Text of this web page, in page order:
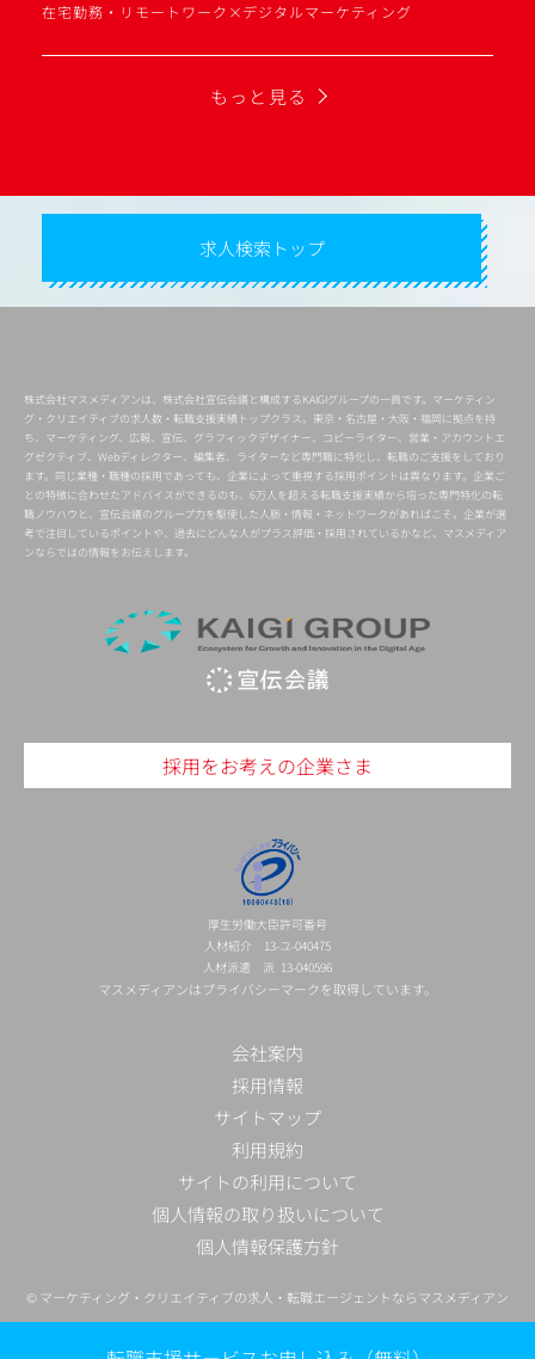
在宅勤務・リモートワーク×デジタルマーケティング
もっと見る
求人検索トップ
株式会社マスメディアンは、株式会社宣伝会議と構成するKAIGIグループの一員です。マーケティン
グ・クリエイティブの求人数・転職支援実績トップクラス。東京・名古屋・大阪・福岡に拠点を持
ち、マーケティング、広報、宣伝、グラフィックデザイナー、コピーライター、営業・アカウントエ
グゼクティブ、Webディレクター、編集者、ライターなど専門職に特化し、転職のご支援をしており
ます。同じ業種・職種の採用であっても、企業によって重視する採用ポイントは異なります。企業ご
との特徴に合わせたアドバイスができるのも、6万人を超える転職支援実績から培った専門特化の転
職ノウハウと、宣伝会議のグループ力を駆使した人脈・情報・ネットワークがあればこそ。企業が選
考で注目しているポイントや、過去にどんな人がプラス評価・採用されているかなど、マスメディア
ンならではの情報をお伝えします。
採用をお考えの企業さま
厚生労働大臣許可番号
人材紹介 13-ユ-040475
人材派遣 派 13-040596
マスメディアンはプライバシーマークを取得しています。
会社案内
採用情報
サイトマップ
利用規約
サイトの利用について
個人情報の取り扱いについて
個人情報保護方針
© マーケティング・クリエイティブの求人・転職エージェントならマスメディアン